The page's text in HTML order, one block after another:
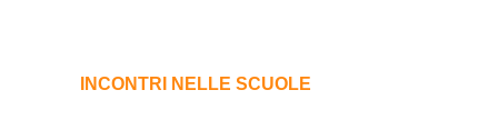
INCONTRI NELLE SCUOLE